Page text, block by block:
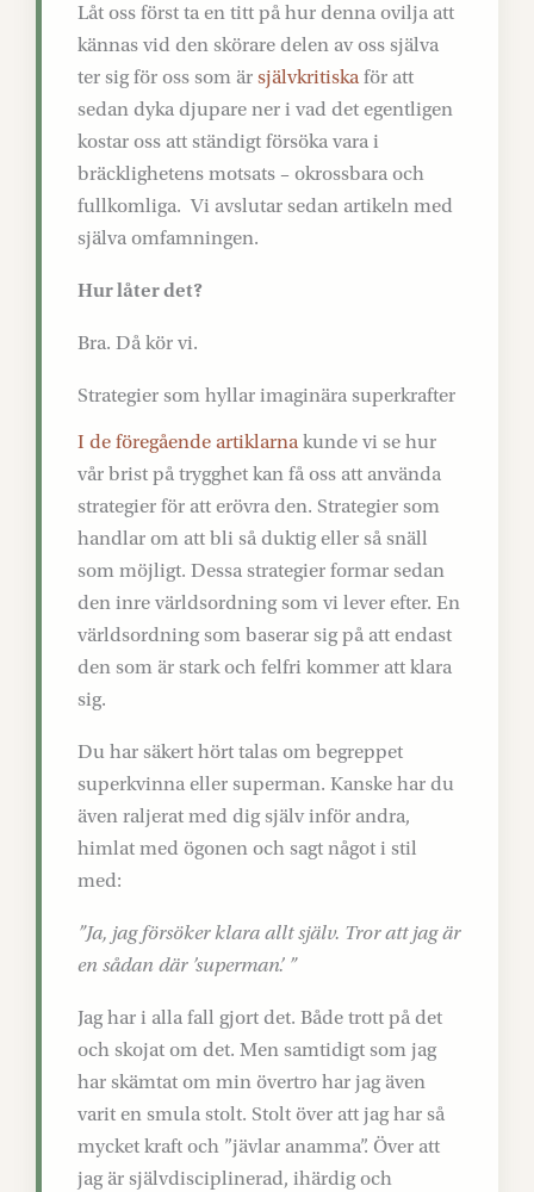
Låt oss först ta en titt på hur denna ovilja att
kännas vid den skörare delen av oss själva
ter sig för oss som är självkritiska för att
sedan dyka djupare ner i vad det egentligen
kostar oss att ständigt försöka vara i
bräcklighetens motsats – okrossbara och
fullkomliga. Vi avslutar sedan artikeln med
själva omfamningen.
Hur låter det?
Bra. Då kör vi.
Strategier som hyllar imaginära superkrafter
I de föregående artiklarna kunde vi se hur
vår brist på trygghet kan få oss att använda
strategier för att erövra den. Strategier som
handlar om att bli så duktig eller så snäll
som möjligt. Dessa strategier formar sedan
den inre världsordning som vi lever efter. En
världsordning som baserar sig på att endast
den som är stark och felfri kommer att klara
sig.
Du har säkert hört talas om begreppet
superkvinna eller superman. Kanske har du
även raljerat med dig själv inför andra,
himlat med ögonen och sagt något i stil
med:
”Ja, jag försöker klara allt själv. Tror att jag är
en sådan där ’superman’. ”
Jag har i alla fall gjort det. Både trott på det
och skojat om det. Men samtidigt som jag
har skämtat om min övertro har jag även
varit en smula stolt. Stolt över att jag har så
mycket kraft och ”jävlar anamma”. Över att
jag är självdisciplinerad, ihärdig och